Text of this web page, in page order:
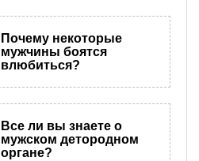
Почему некоторые
мужчины боятся
влюбиться?
Все ли вы знаете о
мужском детородном
органе?